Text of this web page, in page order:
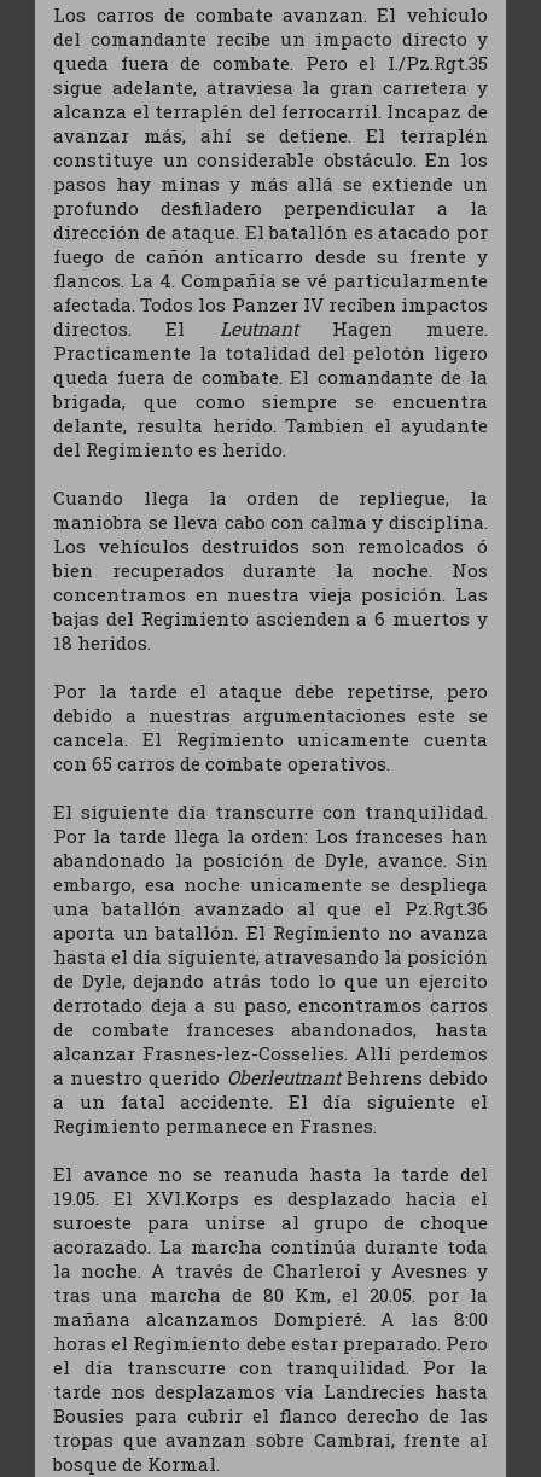
Los carros de combate avanzan. El vehículo
del comandante recibe un impacto directo y
queda fuera de combate. Pero el I./Pz.Rgt.35
sigue adelante, atraviesa la gran carretera y
alcanza el terraplén del ferrocarril. Incapaz de
avanzar más, ahí se detiene. El terraplén
constituye un considerable obstáculo. En los
pasos hay minas y más allá se extiende un
profundo desfiladero perpendicular a la
dirección de ataque. El batallón es atacado por
fuego de cañón anticarro desde su frente y
flancos. La 4. Compañía se vé particularmente
afectada. Todos los Panzer IV reciben impactos
directos. El
LeutnantHagen muere.
Practicamente la totalidad del pelotón ligero
queda fuera de combate. El comandante de la
brigada, que como siempre se encuentra
delante, resulta herido. Tambien el ayudante
del Regimiento es herido.
Cuando llega la orden de repliegue, la
maniobra se lleva cabo con calma y disciplina.
Los vehículos destruidos son remolcados ó
bien recuperados durante la noche. Nos
concentramos en nuestra vieja posición. Las
bajas del Regimiento ascienden a 6 muertos y
18 heridos.
Por la tarde el ataque debe repetirse, pero
debido a nuestras argumentaciones este se
cancela. El Regimiento unicamente cuenta
con 65 carros de combate operativos.
El siguiente día transcurre con tranquilidad.
Por la tarde llega la orden: Los franceses han
abandonado la posición de Dyle, avance. Sin
embargo, esa noche unicamente se despliega
una batallón avanzado al que el Pz.Rgt.36
aporta un batallón. El Regimiento no avanza
hasta el día siguiente, atravesando la posición
de Dyle, dejando atrás todo lo que un ejercito
derrotado deja a su paso, encontramos carros
de combate franceses abandonados, hasta
alcanzar Frasnes-lez-Cosselies. Allí perdemos
a nuestro querido OberleutnantBehrens debido
a un fatal accidente. El día siguiente el
Regimiento permanece en Frasnes.
El avance no se reanuda hasta la tarde del
19.05. El XVI.Korps es desplazado hacia el
suroeste para unirse al grupo de choque
acorazado. La marcha continúa durante toda
la noche. A través de Charleroi y Avesnes y
tras una marcha de 80 Km, el 20.05. por la
mañana alcanzamos Dompieré. A las 8:00
horas el Regimiento debe estar preparado. Pero
el día transcurre con tranquilidad. Por la
tarde nos desplazamos vía Landrecies hasta
Bousies para cubrir el flanco derecho de las
tropas que avanzan sobre Cambrai, frente al
bosque de Kormal.